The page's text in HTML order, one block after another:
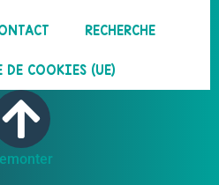
RECHERCHE
COOKIES (UE)